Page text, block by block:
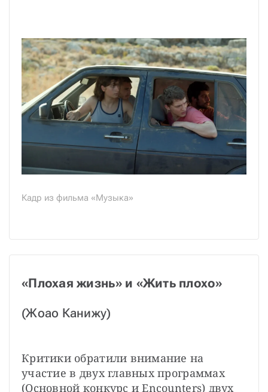
Кадр из фильма «Музыка»
«Плохая жизнь» и «Жить плохо»
(Жоао Канижу)
Критики обратили внимание на
участие в двух главных программах
(Основной конкурс и Encounters) двух